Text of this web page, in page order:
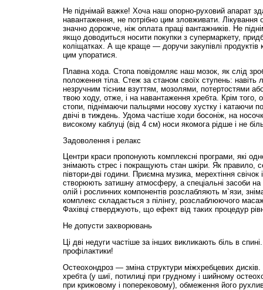
Не піднімай важке! Хоча наш опорно-руховий апарат
навантаження, не потрібно цим зловживати. Лікування
значно дорожче, ніж оплата праці вантажників. Не
якщо доводиться носити покупки з супермаркету,
коліщатках. А ще краще — доручи закупівлі продуктів
цим упоратися.
Плавна хода. Стопа повідомляє наш мозок, як слід
положення тіла. Стеж за станом своїх ступень: навіть
незручним тісним взуттям, мозолями, потертостями
твою ходу, отже, і на навантаження хребта. Крім того,
стопи, піднімаючи пальцями носову хустку і катаючи
двічі в тиждень. Удома частіше ходи босоніж, на
високому каблуці (від 4 см) носи якомога рідше і не
Задоволення і релакс
Центри краси пропонують комплексні програми, які
знімають стрес і покращують стан шкіри. Як правило,
півтори-дві години. Приємна музика, мерехтіння свічок
створюють затишну атмосферу, а спеціальні засоби
олій і рослинних компонентів розслабляють м`язи,
комплекс складається з пілінгу, розслаблюючого
Фахівці стверджують, що ефект від таких процедур
Не допусти захворювань
Ці дві недуги частіше за інших викликають біль в
профілактики!
Остеохондроз — зміна структури міжхребцевих
хребта (у шиї, потилиці при грудному і шийному
при крижовому і поперековому), обмеження його